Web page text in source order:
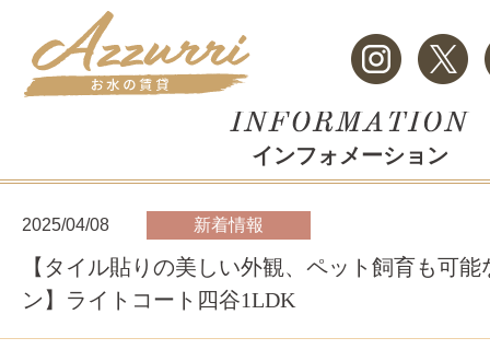
インフォメーション
2025/04/08 新着情報
【タイル貼りの美しい外観、ペット飼育も可
ン】ライトコート四谷1LDK